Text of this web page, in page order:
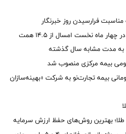
مناسبت فرارسیدن روز خبرنگار
حق بیمه تولیدی بیمه ملت در چهار ماه نخست امسال از 14.5 همت
بیمه مركزی منصوب شد
۶ میلیارد تومانی بیمه تجارت‌نو به شرکت «بهینه‌سازان
بهترین روش‌های حفظ ارزش سرمایه